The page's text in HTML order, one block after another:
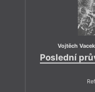
Vojtěch Vacek
Poslední